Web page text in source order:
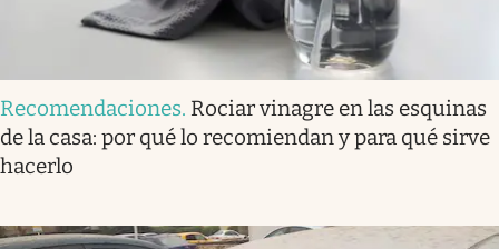
Recomendaciones. Rociar vinagre en las esquinas
de la casa: por qué lo recomiendan y para qué sirve
hacerlo